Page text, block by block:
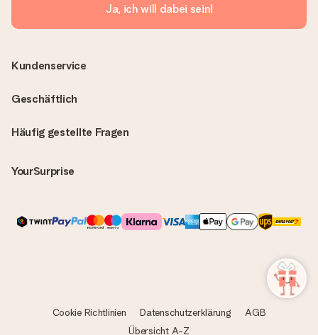
Ja, ich will dabei sein!
Häufig gestellte Fragen
YourSurprise
Kundenservice
Geschäftlich
Cookie Richtlinien Datenschutzerklärung
AGB
Übersicht A-Z